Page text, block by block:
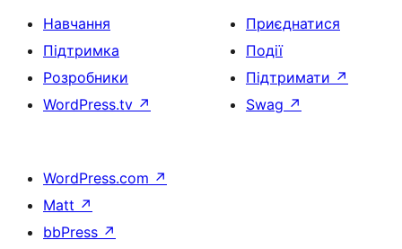
Навчання
Підтримка
Розробники
WordPress.tv ↗
Приєднатися
Події
Підтримати ↗
Swag ↗
WordPress.com ↗
Matt ↗
bbPress ↗